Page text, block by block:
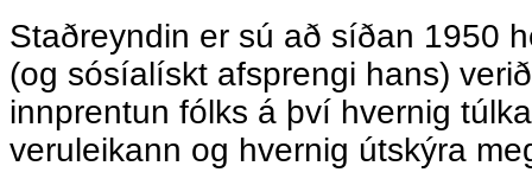
Staðreyndin er sú að síðan 1950
(og sósíalískt afsprengi hans)
innprentun fólks á því hvernig
veruleikann og hvernig útskýra